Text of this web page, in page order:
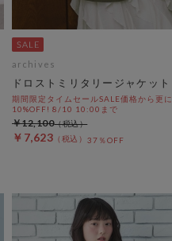
archives
ドロストミリタリージャケット
期間限定タイムセールSALE価格から更に
10%OFF! 8/10 10:00まで
￥7,623 37％OFF
￥12,100